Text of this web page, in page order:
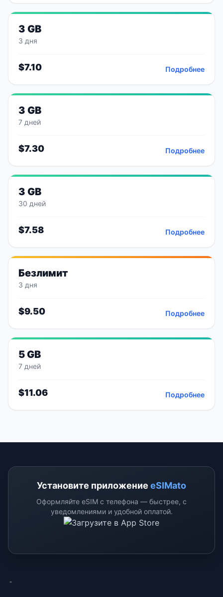
3 GB
3 дня
$7.10 Подробнее
3 GB
7 дней
$7.30 Подробнее
3 GB
30 дней
$7.58 Подробнее
Безлимит
3 дня
$9.50 Подробнее
5 GB
7 дней
$11.06 Подробнее
Установите приложение eSIMato
Оформляйте eSIM с телефона — быстрее, с
уведомлениями и удобной оплатой.